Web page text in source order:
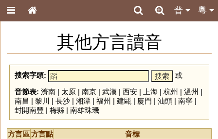
粵
普
其他方言讀音
搜索字頭:
或
音節表: 濟南| 太原| 南京| 武漢 | 西安| 上海| 杭州 | 溫州 |
南昌 | 黎川 | 長沙| 湘潭| 福州 | 建甌 | 廈門 | 汕頭| 南寧|
封開南豐 | 梅縣| 南雄珠璣
方言區方言點
音標